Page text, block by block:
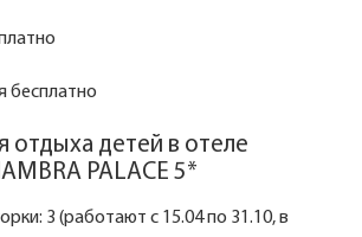
бесплатно
отдыха детей в отеле
PALACE 5*
3 (работают с 15.04 по 31.10, в